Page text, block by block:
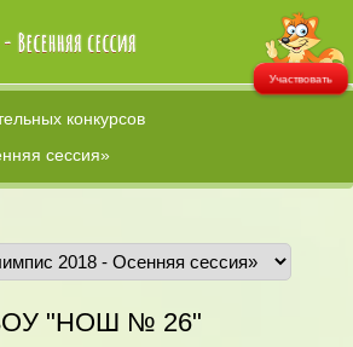
Участвовать
конкурсов
сессия»
"НОШ № 26"